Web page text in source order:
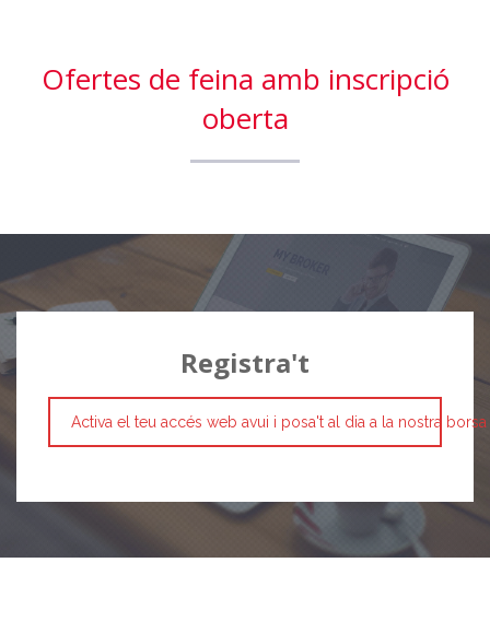
Ofertes de feina amb inscripció
oberta
Registra't
Activa el teu accés web avui i posa't al dia a la nostra borsa